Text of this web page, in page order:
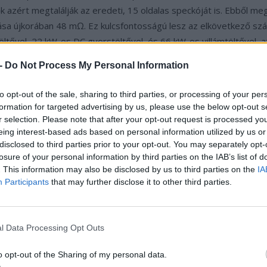
Do Not Process My Personal Information
opt-out of the sale, sharing to third parties, or processing of your
for targeted advertising by us, please use the below opt-out
selection. Please note that after your opt-out request is processed
interest-based ads based on personal information utilized by us
to third parties prior to your opt-out. You may separately
of your personal information by third parties on the IAB’s list of
This information may also be disclosed by us to third parties on the
Participants that may further disclose it to other third parties.
Data Processing Opt Outs
opt-out of the Sharing of my personal data.
azért megtalálják az eredeti, 15 oldalas speckóját is. Ebből
újkorában 48 mΩ. Ez kulcsfontosságú lesz az elkövetkező
22 kW-os DC gyorstöltővel, és 66 kW-os villámtöltővel,
3x-os árammal töltök, mint az akku Ah-ban mért kapacitása,
töltővel? A 0,15C az 0,465A-es töltő-áramot jelent; az
Erről a BMS gondoskodik, hogy ne is tudjon ennél több rájutni;
csövön kispriccelő „vízveszteség”, ami ebben az
a maradék jut, egy óra alatt 4,2V*0,46A= 1,95Wh helyett
3,1A-el töltök, a 48mΩ-os fix belső ellenálláson már
hűtés; vizes példánkban már kezd tócsává összeállni a
a veszteség 0,46 Wh. Még rosszabb a helyzet villámtöltés